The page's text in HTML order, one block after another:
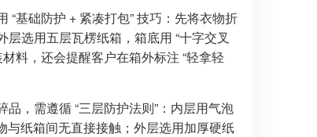
基础防护 + 紧凑打包” 技巧：先将衣物折
选用五层瓦楞纸箱，箱底用 “十字交叉
料，还会提醒客户在箱外标注 “轻拿轻
，需遵循 “三层防护法则”：内层用气泡
纸箱间无直接接触；外层选用加厚硬纸